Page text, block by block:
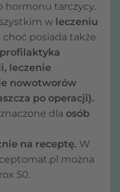
hormonu tarczycy.
w leczeniu
choć posiada także
leczenie
nowotworów
po operacji).
dla osób
na receptę. W
można
50.